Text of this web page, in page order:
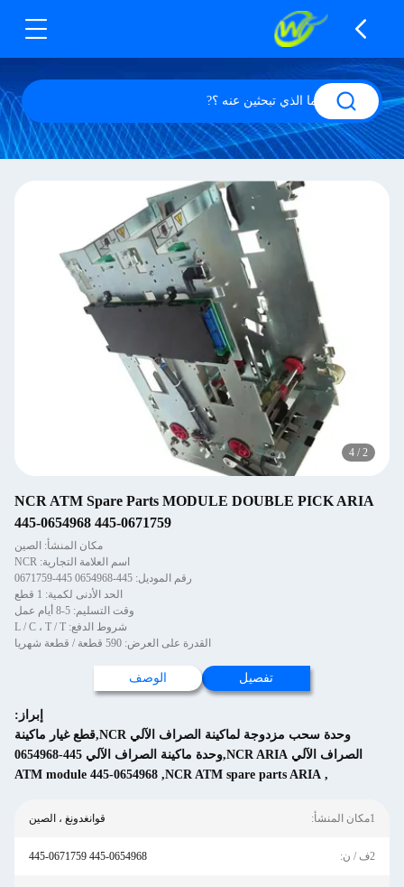
2
/
4
NCR ATM Spare Parts MODULE DOUBLE PICK ARIA
445-0654968 445-0671759
مكان المنشأ: الصين
اسم العلامة التجارية: NCR
رقم الموديل: 445-0654968 445-0671759
الحد الأدنى لكمية: 1 قطع
وقت التسليم: 5-8 أيام عمل
شروط الدفع: L / C ، T / T
القدرة على العرض: 590 قطعة / قطعة شهريا
تفصيل الوصف
إبراز:
وحدة سحب مزدوجة لماكينة الصراف الآلي NCR,قطع غيار ماكينة
الصراف الآلي NCR ARIA,وحدة ماكينة الصراف الآلي 445-0654968
,
NCR ATM spare parts ARIA
,
ATM module 445-0654968
1مكان المنشأ: قوانغدونغ ، الصين
2ف / ن: 445-0654968 445-0671759